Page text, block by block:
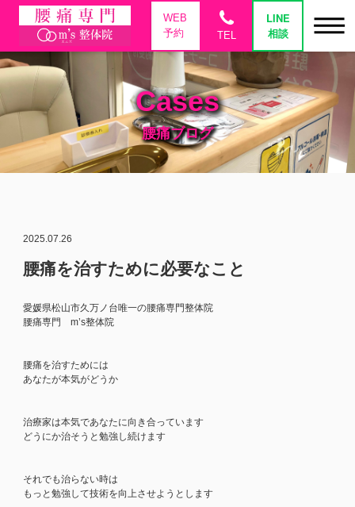
WEB
予約
phone
TEL
LINE
相談
Cases
腰痛ブログ
2025.07.26
腰痛を治すために必要なこと
愛媛県松山市久万ノ台唯一の腰痛専門整体院
腰痛専門 m’s整体院
腰痛を治すためには
あなたが本気がどうか
治療家は本気であなたに向き合っています
どうにか治そうと勉強し続けます
それでも治らない時は
もっと勉強して技術を向上させようとします